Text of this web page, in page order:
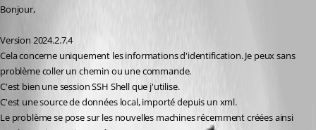
Bonjour,
Version 2024.2.7.4
Cela concerne uniquement les informations d'identification. Je peux sans
problème coller un chemin ou une commande.
C'est bien une session SSH Shell que j'utilise.
C'est une source de données local, importé depuis un xml.
Le problème se pose sur les nouvelles machines récemment créées ainsi